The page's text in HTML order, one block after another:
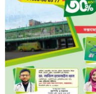
আগের পরবর্তী ১ এর ৬,৮৪৮